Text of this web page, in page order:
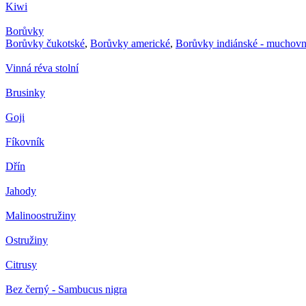
Kiwi
Borůvky
Borůvky čukotské, Borůvky americké, Borůvky indiánské -
Vinná réva stolní
Brusinky
Goji
Fíkovník
Dřín
Jahody
Malinoostružiny
Ostružiny
Citrusy
Bez černý - Sambucus nigra